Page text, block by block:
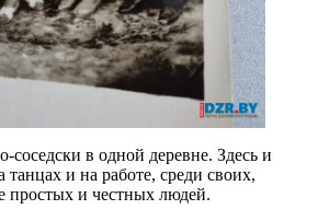
в одной деревне. Здесь и
танцах и на работе, среди своих,
простых и честных людей.